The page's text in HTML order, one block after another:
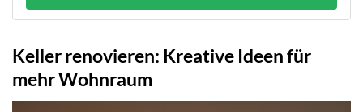
Keller renovieren: Kreative Ideen für
mehr Wohnraum